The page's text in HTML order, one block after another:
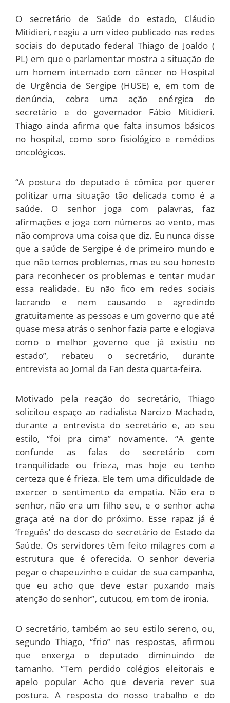
O secretário de Saúde do estado, Cláudio
Mitidieri, reagiu a um vídeo publicado nas redes
sociais do deputado federal Thiago de Joaldo (
PL) em que o parlamentar mostra a situação de
um homem internado com câncer no Hospital
de Urgência de Sergipe (HUSE) e, em tom de
denúncia, cobra uma ação enérgica do
secretário e do governador Fábio Mitidieri.
Thiago ainda afirma que falta insumos básicos
no hospital, como soro fisiológico e remédios
oncológicos.
“A postura do deputado é cômica por querer
politizar uma situação tão delicada como é a
saúde. O senhor joga com palavras, faz
afirmações e joga com números ao vento, mas
não comprova uma coisa que diz. Eu nunca disse
que a saúde de Sergipe é de primeiro mundo e
que não temos problemas, mas eu sou honesto
para reconhecer os problemas e tentar mudar
essa realidade. Eu não fico em redes sociais
lacrando e nem causando e agredindo
gratuitamente as pessoas e um governo que até
quase mesa atrás o senhor fazia parte e elogiava
como o melhor governo que já existiu no
estado”, rebateu o secretário, durante
entrevista ao Jornal da Fan desta quarta-feira.
Motivado pela reação do secretário, Thiago
solicitou espaço ao radialista Narcizo Machado,
durante a entrevista do secretário e, ao seu
estilo, “foi pra cima” novamente. “A gente
confunde as falas do secretário com
tranquilidade ou frieza, mas hoje eu tenho
certeza que é frieza. Ele tem uma dificuldade de
exercer o sentimento da empatia. Não era o
senhor, não era um filho seu, e o senhor acha
graça até na dor do próximo. Esse rapaz já é
‘freguês’ do descaso do secretário de Estado da
Saúde. Os servidores têm feito milagres com a
estrutura que é oferecida. O senhor deveria
pegar o chapeuzinho e cuidar de sua campanha,
que eu acho que deve estar puxando mais
atenção do senhor”, cutucou, em tom de ironia.
O secretário, também ao seu estilo sereno, ou,
segundo Thiago, “frio” nas respostas, afirmou
que enxerga o deputado diminuindo de
tamanho. “Tem perdido colégios eleitorais e
apelo popular Acho que deveria rever sua
postura. A resposta do nosso trabalho e do